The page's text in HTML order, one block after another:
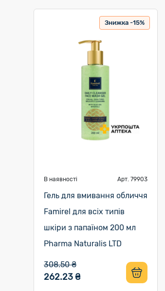
Знижка -15%
В наявності Арт. 79903
Гель для вмивання обличчя
Famirel для всіх типів
шкіри з папаїном 200 мл
Pharma Naturalis LTD
308.50 ₴
262.23 ₴